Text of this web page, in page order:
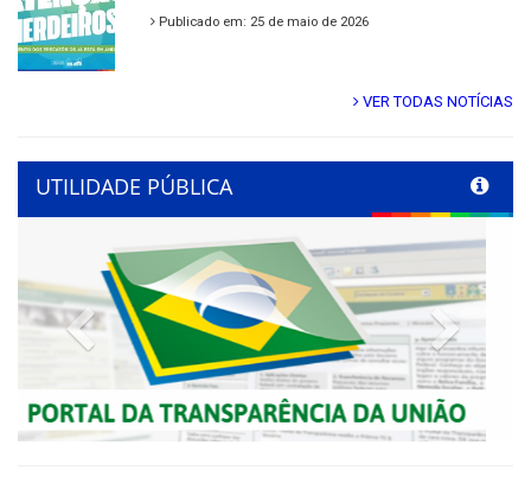
Publicado em: 25 de maio de 2026
VER TODAS NOTÍCIAS
UTILIDADE PÚBLICA
Previous